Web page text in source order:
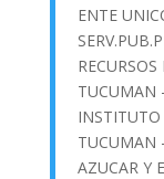
ENTE
TUCUMAN
INSTITUTO
TUCUMAN
AZUCAR Y